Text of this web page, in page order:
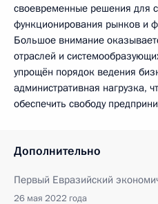
своевременные решения для
функционирования рынков и
Большое внимание
отраслей и
упрощён порядок ведения
административная нагрузка,
обеспечить свободу
Дополнительно
Первый Евразийский
26 мая 2022 года